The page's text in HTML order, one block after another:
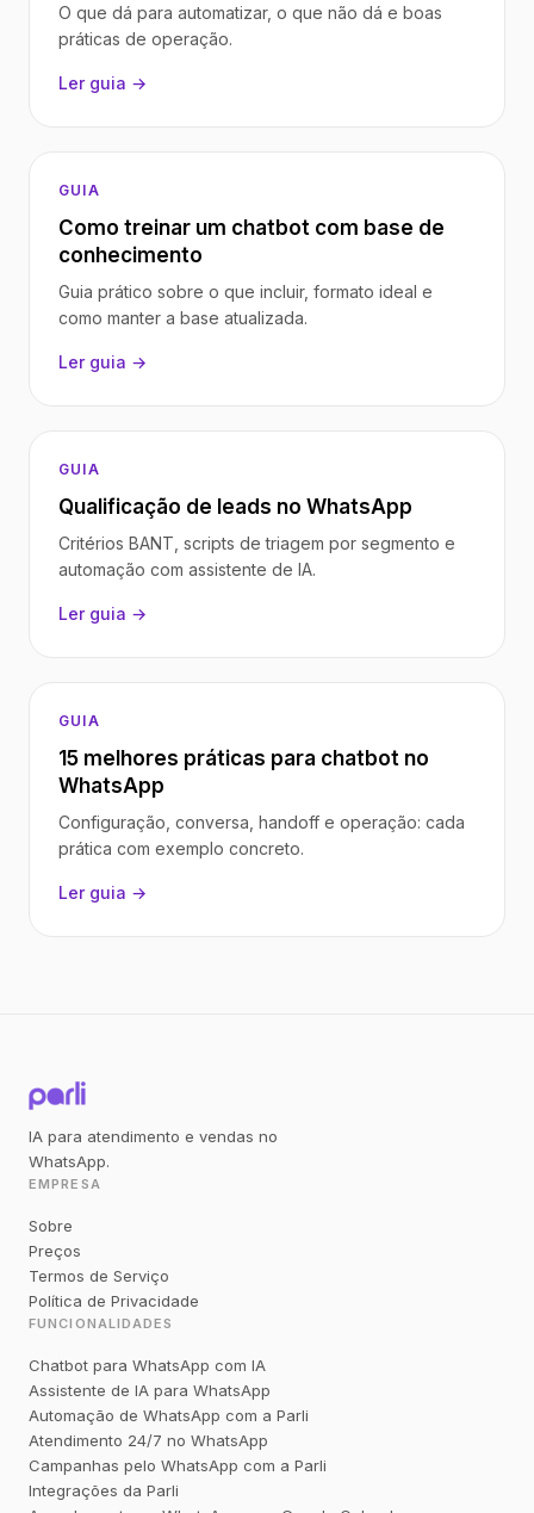
O que dá para automatizar, o que não dá e boas
práticas de operação.
Ler guia →
GUIA
Como treinar um chatbot com base de
conhecimento
Guia prático sobre o que incluir, formato ideal e
como manter a base atualizada.
Ler guia →
GUIA
Qualificação de leads no WhatsApp
Critérios BANT, scripts de triagem por segmento e
automação com assistente de IA.
Ler guia →
GUIA
15 melhores práticas para chatbot no
WhatsApp
Configuração, conversa, handoff e operação: cada
prática com exemplo concreto.
Ler guia →
IA para atendimento e vendas no
WhatsApp.
EMPRESA
Sobre
Preços
Termos de Serviço
Política de Privacidade
FUNCIONALIDADES
Chatbot para WhatsApp com IA
Assistente de IA para WhatsApp
Automação de WhatsApp com a Parli
Atendimento 24/7 no WhatsApp
Campanhas pelo WhatsApp com a Parli
Integrações da Parli